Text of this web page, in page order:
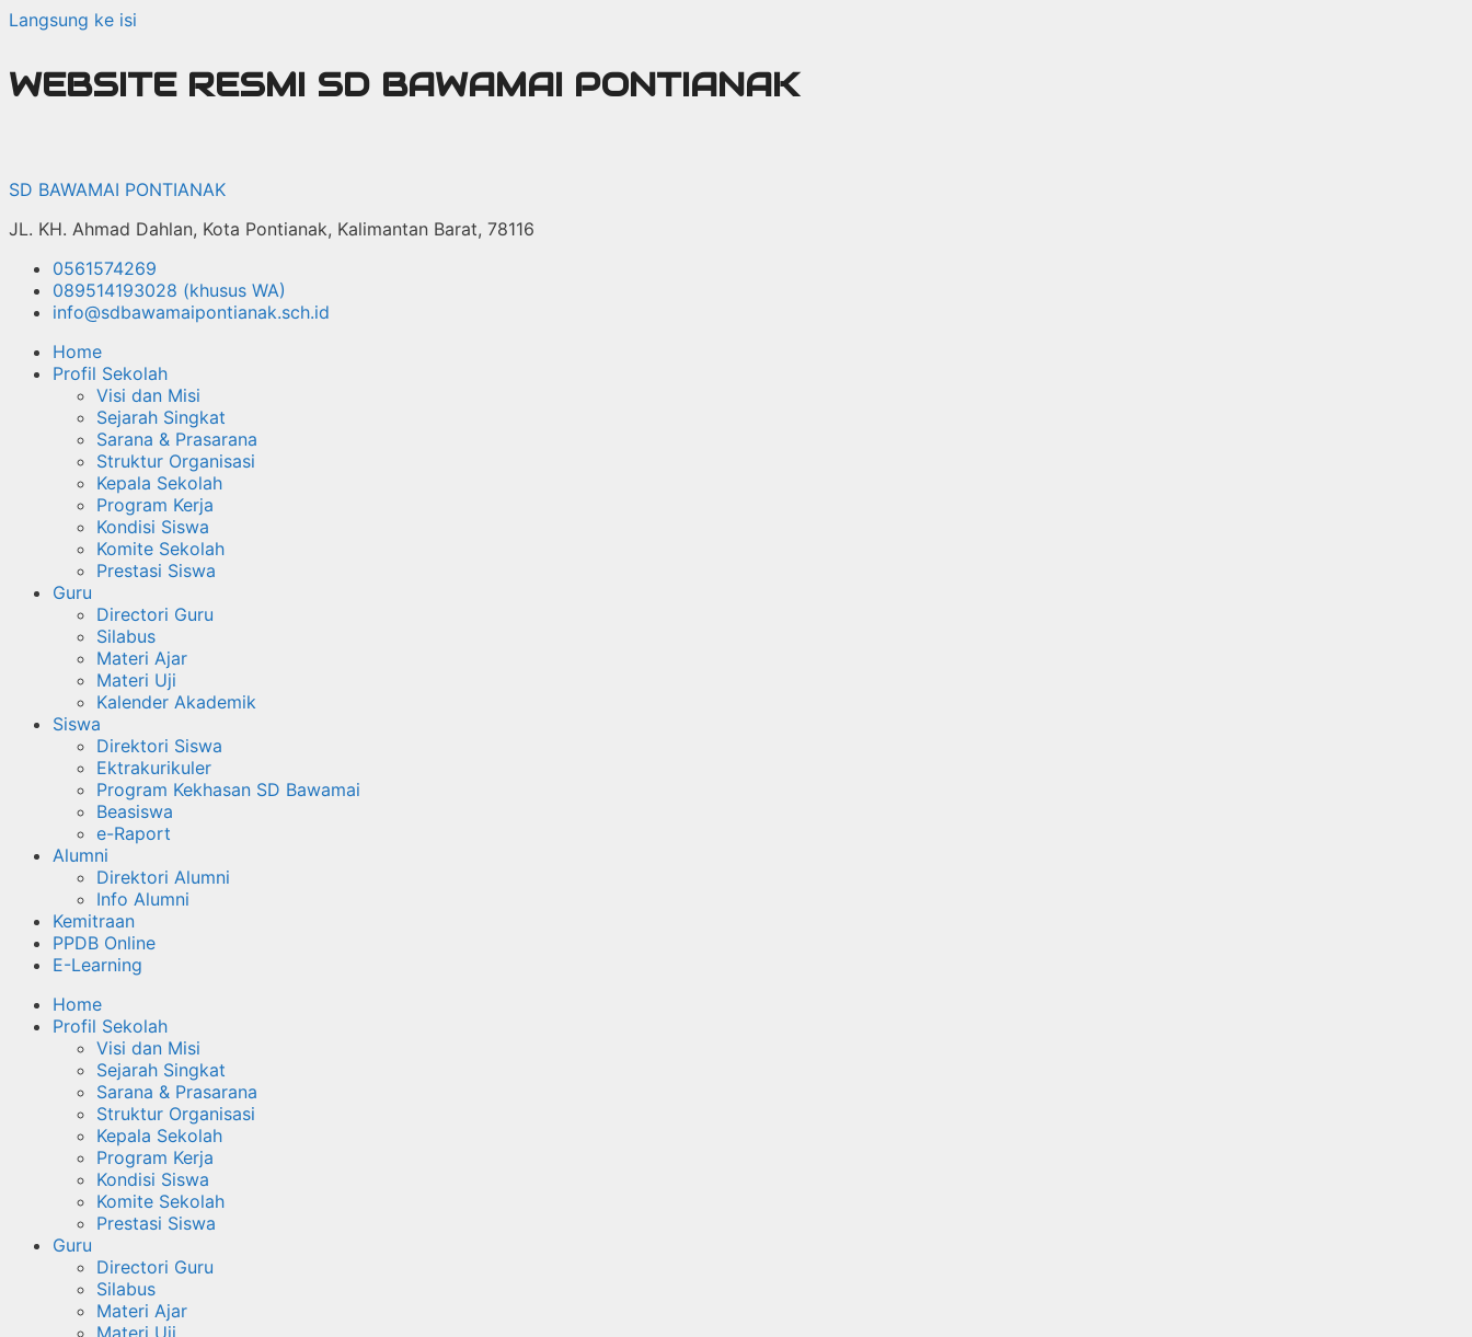
Langsung ke isi
WEBSITE RESMI SD BAWAMAI PONTIANAK
SD BAWAMAI PONTIANAK
JL. KH. Ahmad Dahlan, Kota Pontianak, Kalimantan Barat, 78116
0561574269
089514193028 (khusus WA)
info@sdbawamaipontianak.sch.id
Home
Profil Sekolah
Visi dan Misi
Sejarah Singkat
Sarana & Prasarana
Struktur Organisasi
Kepala Sekolah
Program Kerja
Kondisi Siswa
Komite Sekolah
Prestasi Siswa
Guru
Directori Guru
Silabus
Materi Ajar
Materi Uji
Kalender Akademik
Siswa
Direktori Siswa
Ektrakurikuler
Program Kekhasan SD Bawamai
Beasiswa
e-Raport
Alumni
Direktori Alumni
Info Alumni
Kemitraan
PPDB Online
E-Learning
Home
Profil Sekolah
Visi dan Misi
Sejarah Singkat
Sarana & Prasarana
Struktur Organisasi
Kepala Sekolah
Program Kerja
Kondisi Siswa
Komite Sekolah
Prestasi Siswa
Guru
Directori Guru
Silabus
Materi Ajar
Materi Uji